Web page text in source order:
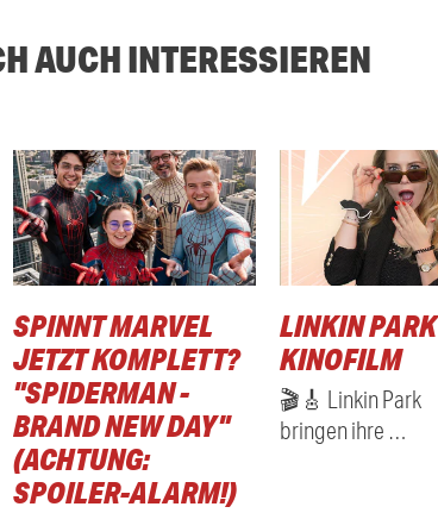
AUCH INTERESSIEREN
SPINNT MARVEL
JETZT KOMPLETT?
"SPIDERMAN -
BRAND NEW DAY"
(ACHTUNG:
SPOILER-ALARM!)
LINKIN PARK
KINOFILM
🎬🎸 Linkin Park
bringen ihre …